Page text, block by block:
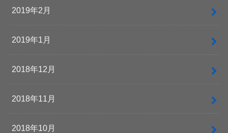
2019年2月
2019年1月
2018年12月
2018年11月
2018年10月